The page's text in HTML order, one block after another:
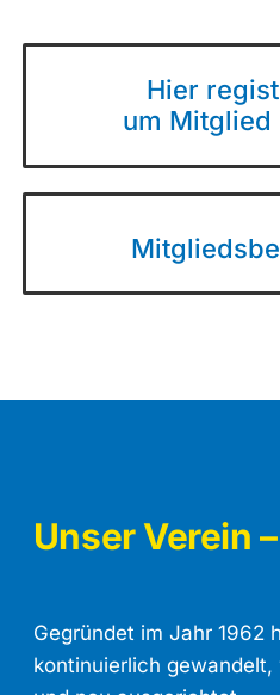
Hier
um Mitglied
Unser Verein
Gegründet im Jahr 1962
kontinuierlich